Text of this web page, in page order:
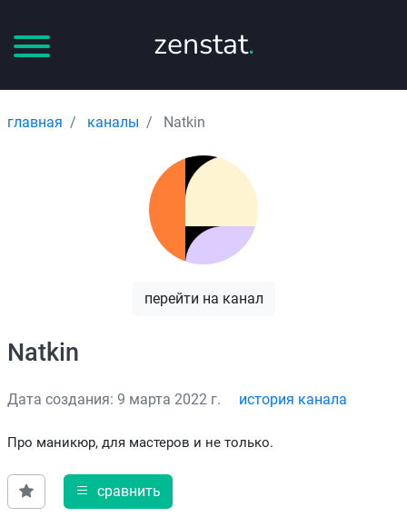
zenstat.
главная каналы Natkin
перейти на канал
Natkin
Дата создания: 9 марта 2022 г. история канала
Про маникюр, для мастеров и не только.
сравнить